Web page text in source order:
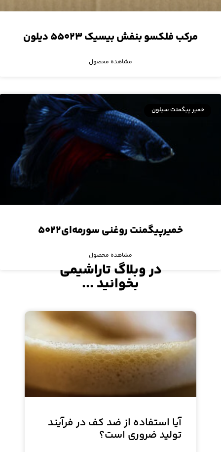
مرکب فلکسو بنفش بیسیک ۵۵۰۲۳ دیلون
مشاهده محصول
خمیر پیگمنت سیلون
خمیرپیگمنت روغنی سورمه‌ای۵۰۲۲
مشاهده محصول
در وبلاگ تاراشیمی
بخوانید ...
آیا استفاده از ضد کف در فرآیند
تولید ضروری است؟